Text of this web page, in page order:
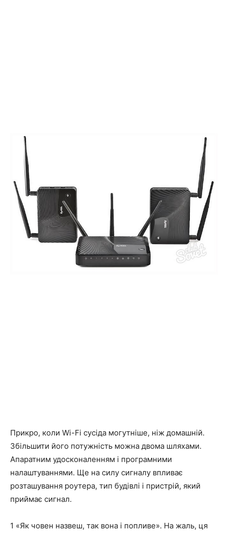
Прикро, коли Wi-Fi сусіда могутніше, ніж домашній.
Збільшити його потужність можна двома шляхами.
Апаратним удосконаленням і програмними
налаштуваннями. Ще на силу сигналу впливає
розташування роутера, тип будівлі і пристрій, який
приймає сигнал.
1 «Як човен назвеш, так вона і попливе». На жаль, ця